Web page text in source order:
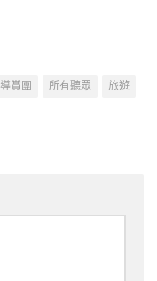
導賞團 所有聽眾 旅遊